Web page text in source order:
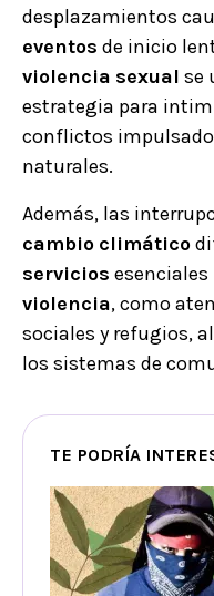
desplazamientos
eventos de inicio
violencia sexual se
estrategia para
conflictos
naturales.
Además, las
cambio climático
servicios esenciales
violencia, como
sociales y refugios,
los sistemas de
TE PODRÍA